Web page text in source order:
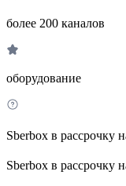
более 200 каналов
оборудование
Sberbox в рассрочку
Sberbox в рассрочку